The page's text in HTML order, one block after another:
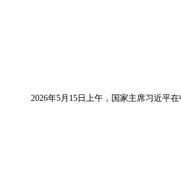
2026年5月15日上午，国家主席习近平